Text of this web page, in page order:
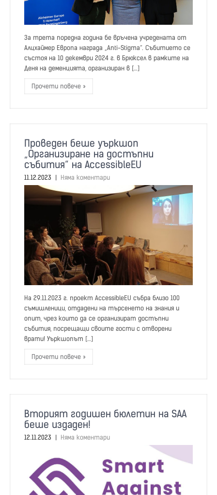
За трета поредна година бе връчена учредената от
Алцхаймер Европа награда „Anti-Stigma“. Събитието се
състоя на 10 декември 2024 г. в Брюксел в рамките на
Деня на деменцията, организиран в […]
Прочети повече »
Проведен беше уъркшоп
„Организиране на достъпни
събития“ на AccessibleEU
11.12.2023 Няма коментари
На 29.11.2023 г. проект AccessibleEU събра близо 100
съмишленици, отдадени на търсенето на знания и
опит, чрез които да се организират достъпни
събития, посрещащи своите гости с отворени
врати! Уъркшопът […]
Прочети повече »
Вторият годишен бюлетин на SAA
беше издаден!
12.11.2023 Няма коментари